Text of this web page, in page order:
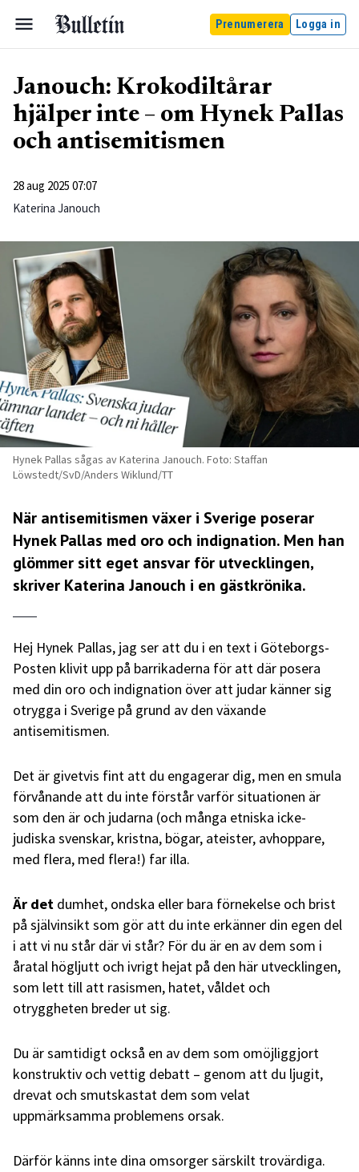
Prenumerera Logga in
Janouch: Krokodiltårar
hjälper inte – om Hynek Pallas
och antisemitismen
28 aug 2025 07:07
Katerina Janouch
Hynek Pallas sågas av Katerina Janouch. Foto: Staffan
Löwstedt/SvD/Anders Wiklund/TT
När antisemitismen växer i Sverige poserar
Hynek Pallas med oro och indignation. Men han
glömmer sitt eget ansvar för utvecklingen,
skriver Katerina Janouch i en gästkrönika.
Hej Hynek Pallas, jag ser att du i en text i Göteborgs-
Posten klivit upp på barrikaderna för att där posera
med din oro och indignation över att judar känner sig
otrygga i Sverige på grund av den växande
antisemitismen.
Det är givetvis fint att du engagerar dig, men en smula
förvånande att du inte förstår varför situationen är
som den är och judarna (och många etniska icke-
judiska svenskar, kristna, bögar, ateister, avhoppare,
med flera, med flera!) far illa.
Är det dumhet, ondska eller bara förnekelse och brist
på självinsikt som gör att du inte erkänner din egen del
i att vi nu står där vi står? För du är en av dem som i
åratal högljutt och ivrigt hejat på den här utvecklingen,
som lett till att rasismen, hatet, våldet och
otryggheten breder ut sig.
Du är samtidigt också en av dem som omöjliggjort
konstruktiv och vettig debatt – genom att du ljugit,
drevat och smutskastat dem som velat
uppmärksamma problemens orsak.
Därför känns inte dina omsorger särskilt trovärdiga.